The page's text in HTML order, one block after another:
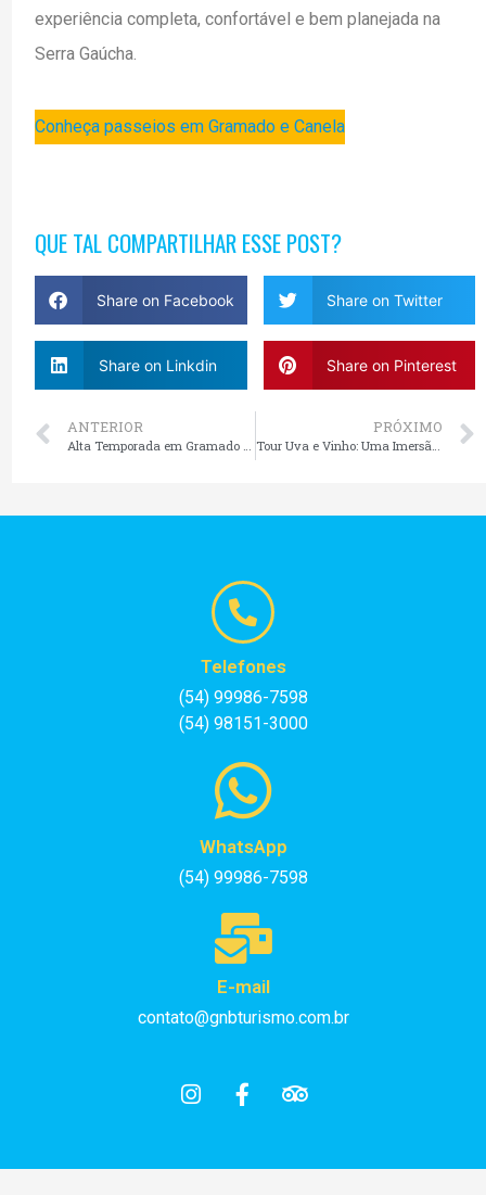
experiência completa, confortável e bem planejada na
Serra Gaúcha.
Conheça passeios em Gramado e Canela
QUE TAL COMPARTILHAR ESSE POST?
Share on Facebook Share on Twitter
Share on Linkdin Share on Pinterest
ANTERIOR PRÓXIMO
Telefones
(54) 99986-7598
(54) 98151-3000
WhatsApp
(54) 99986-7598
E-mail
contato@gnbturismo.com.br